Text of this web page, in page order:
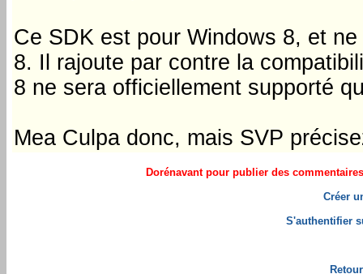
Ce SDK est pour Windows 8, et
8. Il rajoute par contre la
8 ne sera officiellement supporté
Mea Culpa donc, mais SVP
Dorénavant pour publier des
Créer
S'authentifier